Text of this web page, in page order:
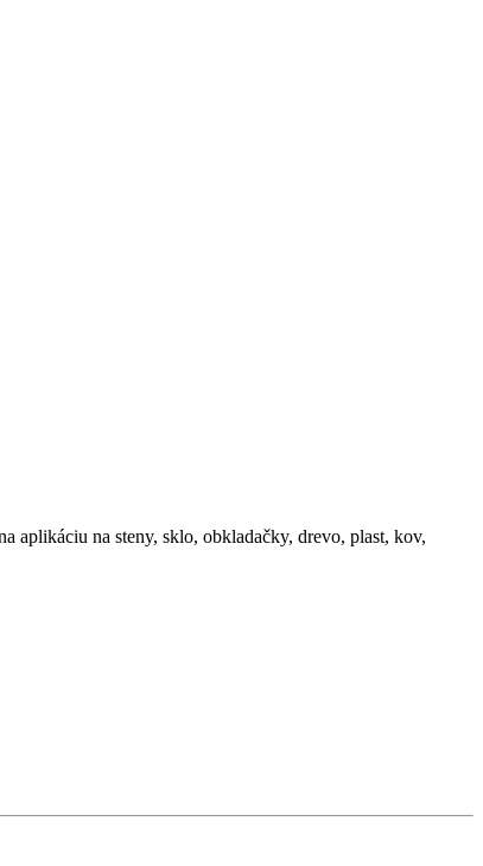
aplikáciu na steny, sklo, obkladačky, drevo, plast, kov,